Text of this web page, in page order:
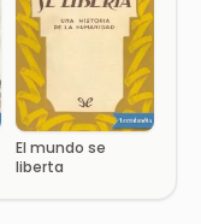
El mundo se
liberta